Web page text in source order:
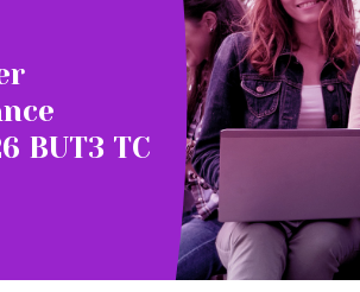
BUT3 TC